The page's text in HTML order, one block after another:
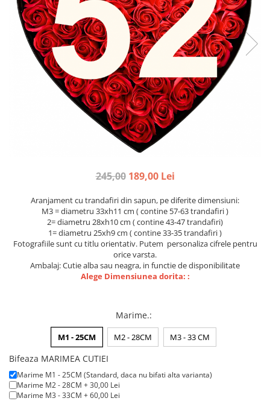
Cadouri barbati
Seturi cadou barbati
Seturi cadou barbati portofel si curea
Ceasuri pentru EL
Cadouri craciun barbati
Cadouri personalizate barbati
Cadouri craciun copii
Colectia Disney
Sticlă pentru apa Personalizată
Sepci personalizate
Seturi cadou pentru copii KID's Collection
Lenjerii de pat pentru copii
Pijamale de CRACIUN
Pijamale de dama
Pijamale de barbati
Halate si capoate
Pijamale
Etichete scolare
Sepci personalizate
Bannere personalizate scoli si gradinite
Caserole personalizate sandwich
Saculeti personalizati
Sticla de apa personalizata
Agende si caiete personalizate
245,00 189,00 Lei
Aranjament cu trandafiri din sapun, pe diferite dimensiuni:
M3 = diametru 33xh11 cm ( contine 57-63 trandafiri )
2= diametru 28xh10 cm ( contine 43-47 trandafiri)
1= diametru 25xh9 cm ( contine 33-35 trandafiri )
Fotografiile sunt cu titlu orientativ. Putem personaliza cifrele pentru
orice varsta.
Ambalaj: Cutie alba sau neagra, in functie de disponibilitate
Alege Dimensiunea dorita: :
Marime.:
M1 - 25CM M2 - 28CM M3 - 33 CM
Bifeaza MARIMEA CUTIEI
Marime M1 - 25CM (Standard, daca nu bifati alta varianta)
Marime M2 - 28CM + 30,00 Lei
Marime M3 - 33CM + 60,00 Lei